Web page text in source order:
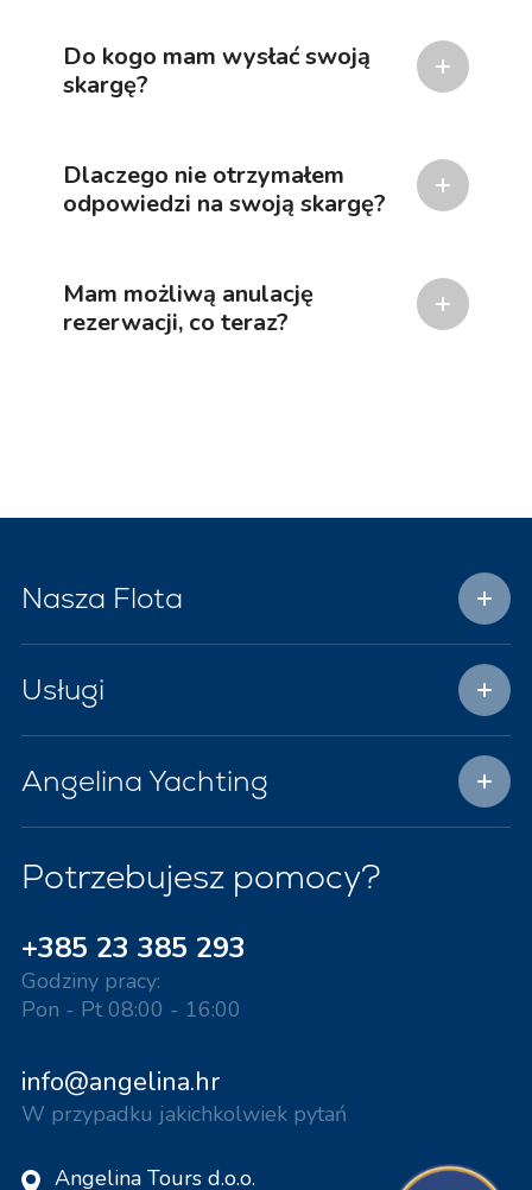
Do kogo mam wysłać swoją
skargę?
Dlaczego nie otrzymałem
odpowiedzi na swoją skargę?
Mam możliwą anulację
rezerwacji, co teraz?
Nasza Flota
Usługi
Angelina Yachting
Potrzebujesz pomocy?
+385 23 385 293
Godziny pracy:
Pon - Pt 08:00 - 16:00
info@angelina.hr
W przypadku jakichkolwiek pytań
Angelina Tours d.o.o.